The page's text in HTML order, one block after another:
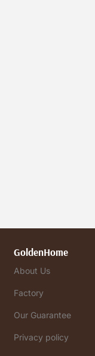
GoldenHome
About Us
Factory
Our Guarantee
Privacy policy